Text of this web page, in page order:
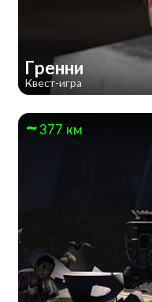
Гренни
Квест-игра
377 км